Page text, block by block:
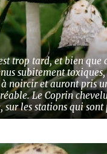
trop tard, et bien que
subitement
noircir et auront pris
Le Coprin
sur les stations qui sont